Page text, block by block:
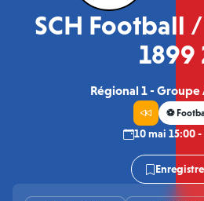
SCH Football
1899
Régional 1 - Groupe
⚽️
10 mai 15:00 -